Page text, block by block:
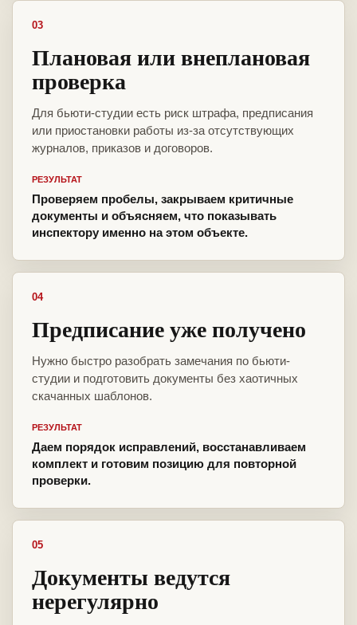
03
Плановая или внеплановая
проверка
Для бьюти-студии есть риск штрафа, предписания
или приостановки работы из-за отсутствующих
журналов, приказов и договоров.
РЕЗУЛЬТАТ
Проверяем пробелы, закрываем критичные
документы и объясняем, что показывать
инспектору именно на этом объекте.
04
Предписание уже получено
Нужно быстро разобрать замечания по бьюти-
студии и подготовить документы без хаотичных
скачанных шаблонов.
РЕЗУЛЬТАТ
Даем порядок исправлений, восстанавливаем
комплект и готовим позицию для повторной
проверки.
05
Документы ведутся
нерегулярно